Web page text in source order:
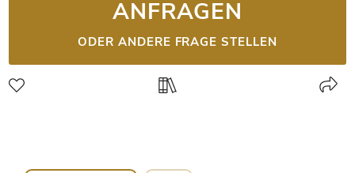
ANFRAGEN
ODER ANDERE FRAGE STELLEN